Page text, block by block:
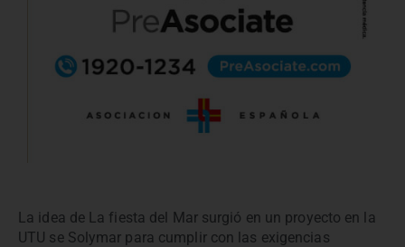
La idea de La fiesta del Mar surgió en un proyecto en la
UTU se Solymar para cumplir con las exigencias